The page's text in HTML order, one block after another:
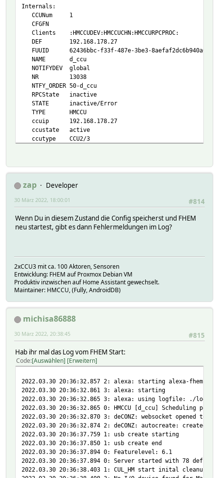
Internals:
CCUNum 1
CFGFN
Clients :HMCCUDEV:HMCCUCHN:HMCCURPCPROC:
DEF 192.168.178.27
FUUID 62436bbc-f33f-487e-3be3-8aefaf2dc6b940a0
NAME d_ccu
NOTIFYDEV global
NR 13038
NTFY_ORDER 50-d_ccu
RPCState inactive
STATE inactive/Error
TYPE HMCCU
ccuip 192.168.178.27
ccustate active
ccutype CCU2/3
version 5.0 220431743
READINGS:
2022-03-29 22:27:40 rpcstate inactive
2022-03-29 22:44:53 state Error
hmccu:
defaults 0
evtime 0
updatetime 1648586487.97233
adr:
ccu:
delayed 0
sync 1
timeout 1
dev:
grp:
ifports:
interfaces:
prg:
room Homematic
rpcinterfaces 2001
stateFormat rpcstate/state
zap
Developer
#814
30 März 2022, 18:00:01
Wenn Du in diesem Zustand die Config speicherst und FHEM
neu startest, gibt es dann Fehlermeldungen im Log?
2xCCU3 mit ca. 100 Aktoren, Sensoren
Entwicklung: FHEM auf Proxmox Debian VM
Produktiv inzwischen auf Home Assistant gewechselt.
Maintainer: HMCCU, (Fully, AndroidDB)
michisa86888
#815
30 März 2022, 20:38:45
Hab ihr mal das Log vom FHEM Start:
Code Auswählen Erweitern
2022.03.30 20:36:32.857 2: alexa: starting alexa-fhem: /
2022.03.30 20:36:32.861 3: alexa: starting
2022.03.30 20:36:32.865 3: alexa: using logfile: ./log/
2022.03.30 20:36:32.865 0: HMCCU [d_ccu] Scheduling
2022.03.30 20:36:32.870 3: deCONZ: websocket opened to
2022.03.30 20:36:32.874 2: deCONZ: autocreate: created
2022.03.30 20:36:37.759 1: usb create starting
2022.03.30 20:36:37.850 1: usb create end
2022.03.30 20:36:37.894 0: Featurelevel: 6.1
2022.03.30 20:36:37.894 0: Server started with 78
2022.03.30 20:36:38.403 1: CUL_HM start inital cleanup